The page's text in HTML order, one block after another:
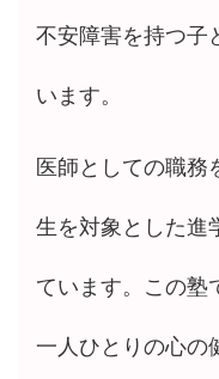
不安障害を持つ子
います。
医師としての職務
生を対象とした進
ています。この塾
一人ひとりの心の